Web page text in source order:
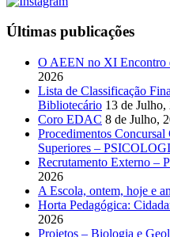
Últimas publicações
O AEEN no XI Encontro
2026
Lista de Classificação
Bibliotecário 13 de Julho,
Coro EDAC 8 de Julho,
Procedimentos
Superiores –
Recrutamento Externo –
2026
A Escola, ontem, hoje e
Horta Pedagógica:
2026
Projetos – Biologia e